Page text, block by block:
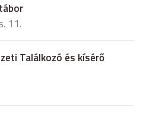
11.
Találkozó és kísérő